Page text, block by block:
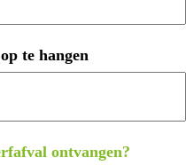
te hangen
ontvangen?